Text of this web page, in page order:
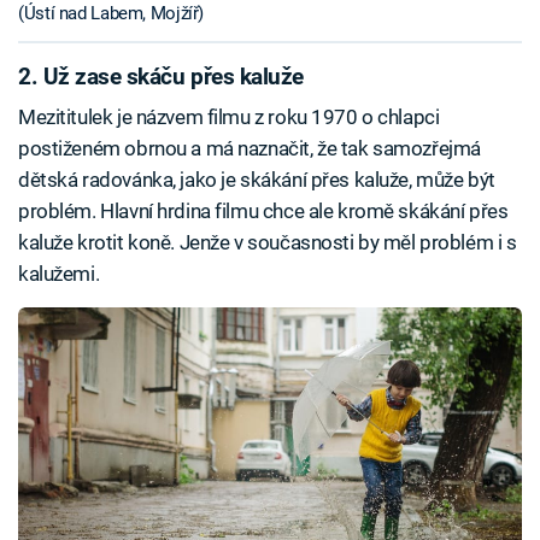
(Ústí nad Labem, Mojžíř)
2. Už zase skáču přes kaluže
Mezititulek je názvem filmu z roku 1970 o chlapci
postiženém obrnou a má naznačit, že tak samozřejmá
dětská radovánka, jako je skákání přes kaluže, může být
problém. Hlavní hrdina filmu chce ale kromě skákání přes
kaluže krotit koně. Jenže v současnosti by měl problém i s
kalužemi.